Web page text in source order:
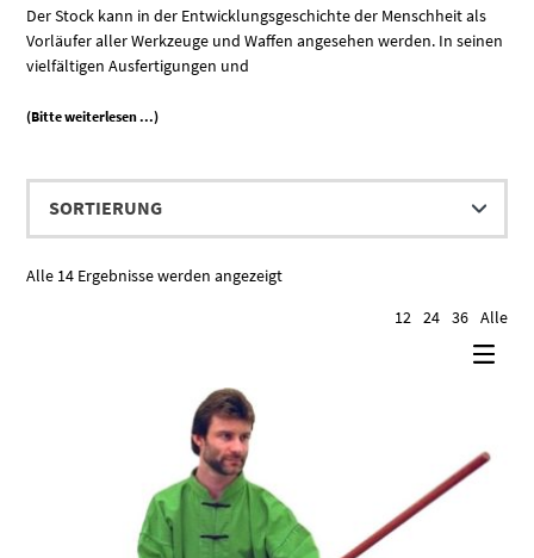
Der Stock kann in der Entwicklungsgeschichte der Menschheit als
Vorläufer aller Werkzeuge und Waffen angesehen werden. In seinen
vielfältigen Ausfertigungen und
(Bitte weiterlesen ...)
Alle 14 Ergebnisse werden angezeigt
12 24 36 Alle